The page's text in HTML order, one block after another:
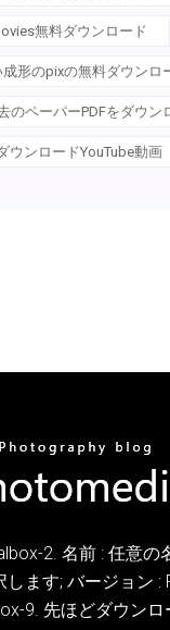
無料ダウンロード
形のpixの無料ダウンロ
のペーパーPDFをダウン
ウンロードYouTube動画
2. 名前 : 任意の
します; バージョン :
9. 先ほどダウンロ